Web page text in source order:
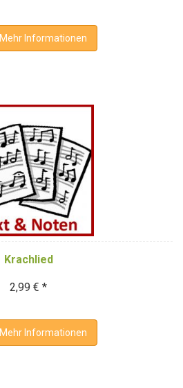
Mehr Informationen
Krachlied
2,99 € *
Mehr Informationen